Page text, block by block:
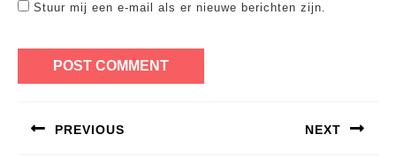
Stuur mij een e-mail als er nieuwe berichten zijn.
navigatie
PREVIOUS NEXT